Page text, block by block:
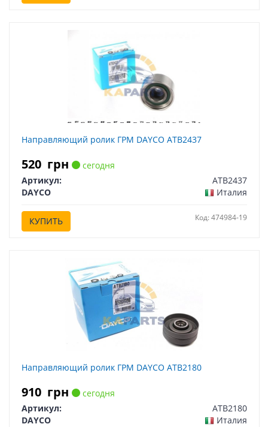
Направляющий ролик ГРМ DAYCO ATB2437
520 грн
сегодня
Артикул:
ATB2437
DAYCO
Италия
КУПИТЬ Код: 474984-19
Направляющий ролик ГРМ DAYCO ATB2180
910 грн
сегодня
Артикул:
ATB2180
DAYCO
Италия